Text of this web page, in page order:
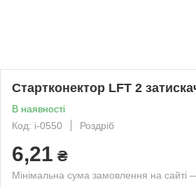
Стартконектор LFT 2
В наявності
Код: i-0550
Роздріб
6,21 ₴
Мінімальна сума замовлення на сайті